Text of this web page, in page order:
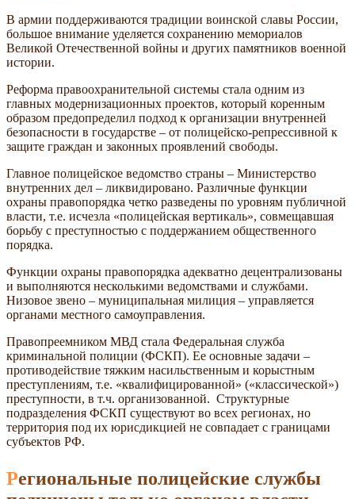
В армии поддерживаются традиции воинской славы России,
большое внимание уделяется сохранению мемориалов
Великой Отечественной войны и других памятников военной
истории.
Реформа правоохранительной системы стала одним из
главных модернизационных проектов, который коренным
образом предопределил подход к организации внутренней
безопасности в государстве – от полицейско-репрессивной к
защите граждан и законных проявлений свободы.
Главное полицейское ведомство страны – Министерство
внутренних дел – ликвидировано. Различные функции
охраны правопорядка четко разведены по уровням публичной
власти, т.е. исчезла «полицейская вертикаль», совмещавшая
борьбу с преступностью с поддержанием общественного
порядка.
Функции охраны правопорядка адекватно децентрализованы
и выполняются несколькими ведомствами и службами.
Низовое звено – муниципальная милиция – управляется
органами местного самоуправления.
Правопреемником МВД стала Федеральная служба
криминальной полиции (ФСКП). Ее основные задачи –
противодействие тяжким насильственным и корыстным
преступлениям, т.е. «квалифицированной» («классической»)
преступности, в т.ч. организованной. Структурные
подразделения ФСКП существуют во всех регионах, но
территория под их юрисдикцией не совпадает с границами
субъектов РФ.
Региональные полицейские службы